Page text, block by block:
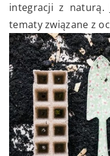
integracji z naturą.
tematy związane z